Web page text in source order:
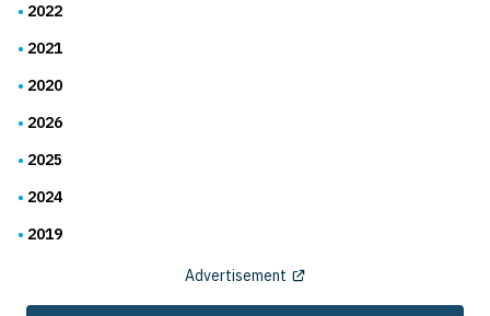
2022
2021
2020
2026
2025
2024
2019
Advertisement